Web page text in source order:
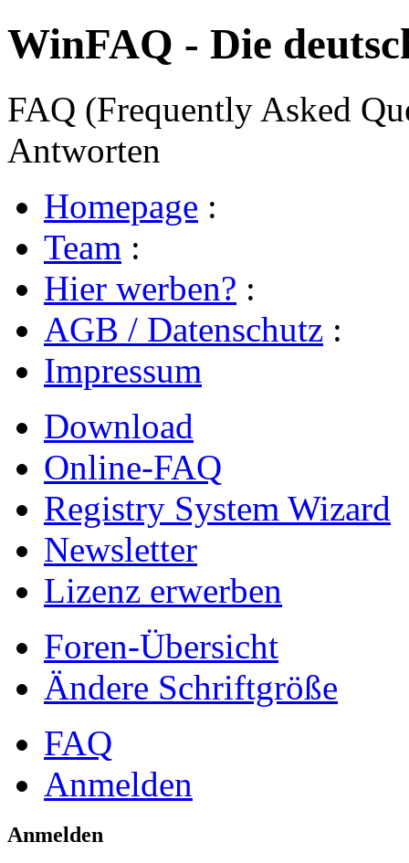
WinFAQ - Die
FAQ (Frequently Asked
Antworten
Homepage :
Team :
Hier werben? :
AGB / Datenschutz :
Impressum
Download
Online-FAQ
Registry System Wizard
Newsletter
Lizenz erwerben
Foren-Übersicht
Ändere Schriftgröße
FAQ
Anmelden
Anmelden